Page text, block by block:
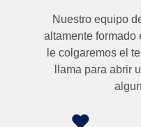
Nuestro equipo
altamente formado
le colgaremos el
llama para abrir